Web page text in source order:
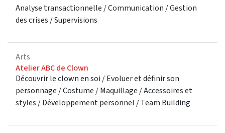
Analyse transactionnelle / Communication / Gestion
des crises / Supervisions
Arts
Atelier ABC de Clown
Découvrir le clown en soi / Evoluer et définir son
personnage / Costume / Maquillage / Accessoires et
styles / Développement personnel / Team Building